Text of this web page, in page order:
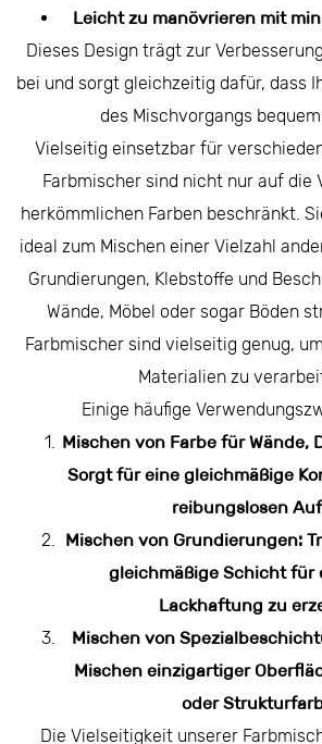
Leicht zu manövrieren mit
Dieses Design trägt zur
bei und sorgt gleichzeitig dafür, dass
des Mischvorgangs
Vielseitig einsetzbar für
Farbmischer sind nicht nur auf die
herkömmlichen Farben beschränkt.
ideal zum Mischen einer Vielzahl
Grundierungen, Klebstoffe und
Wände, Möbel oder sogar Böden
Farbmischer sind vielseitig genug,
Materialien zu
Einige häufige
Mischen von Farbe für Wände,
Sorgt für eine gleichmäßige
reibungslosen
Mischen von Grundierungen:
gleichmäßige Schicht für
Lackhaftung zu
Mischen von
Mischen einzigartiger
oder
Die Vielseitigkeit unserer